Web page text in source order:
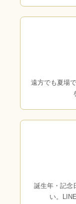
遠方でも夏場
誕生年・記念
い。